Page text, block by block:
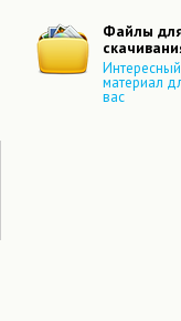
Файлы
Интересный
материал
вас